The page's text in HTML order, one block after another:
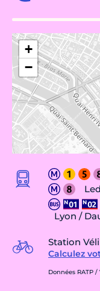
+
−
Lyon /
Station
Calculez
Données RATP /